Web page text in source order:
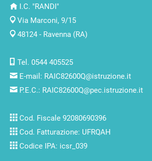
I.C. "RANDI"
Via Marconi, 9/15
48124 - Ravenna (RA)
Tel. 0544 405525
E-mail: RAIC82600Q@istruzione.it
P.E.C.: RAIC82600Q@pec.istruzione.it
Cod. Fiscale 92080690396
Cod. Fatturazione: UFRQAH
Codice IPA: icsr_039